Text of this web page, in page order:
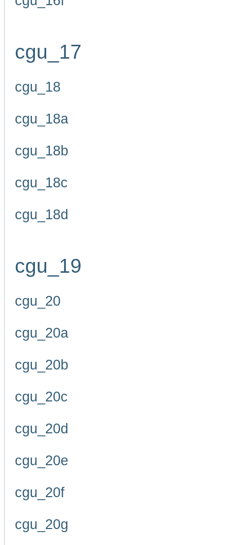
cgu_17
cgu_18
cgu_18a
cgu_18b
cgu_18c
cgu_18d
cgu_19
cgu_20
cgu_20a
cgu_20b
cgu_20c
cgu_20d
cgu_20e
cgu_20f
cgu_20g